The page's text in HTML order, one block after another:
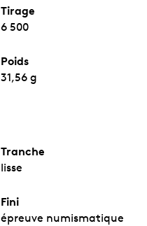
Tirage
6 500
Poids
31,56 g
Tranche
lisse
Fini
épreuve numismatique